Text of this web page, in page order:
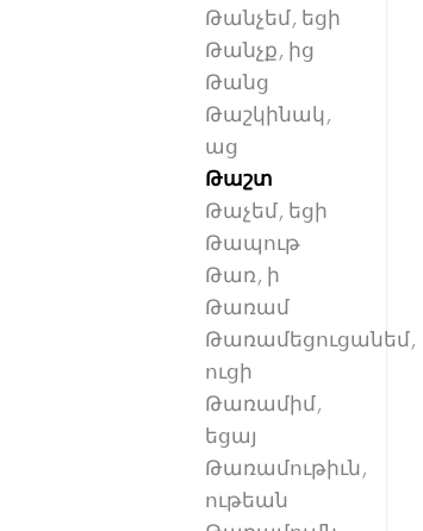
Թանչեմ, եցի
Թանչք, ից
Թանց
Թաշկինակ,
աց
Թաշտ
Թաչեմ, եցի
Թապութ
Թառ, ի
Թառամ
Թառամեցուցանեմ,
ուցի
Թառամիմ,
եցայ
Թառամութիւն,
ութեան